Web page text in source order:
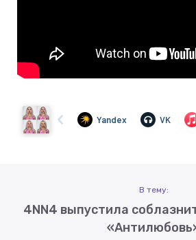
В тему:
4NN4 выпустила